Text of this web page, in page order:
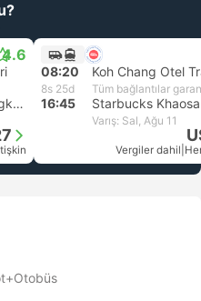
4.6
Victory Monument, Bangkok
08:20 Koh Chang Otel
8s 25d Tüm bağlantılar
16:45
Varış: Sal, Ağu 11
Vergiler dahil